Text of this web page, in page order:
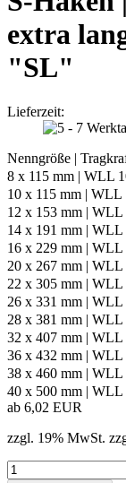
extra
"SL"
Lieferzeit:
Nenngröße |
8 x 115 mm | WLL
10 x 115 mm | WLL
12 x 153 mm | WLL
14 x 191 mm | WLL
16 x 229 mm | WLL
20 x 267 mm | WLL
22 x 305 mm | WLL
26 x 331 mm | WLL
28 x 381 mm | WLL
32 x 407 mm | WLL
36 x 432 mm | WLL
38 x 460 mm | WLL
40 x 500 mm | WLL
ab 6,02 EUR
zzgl. 19% MwSt.